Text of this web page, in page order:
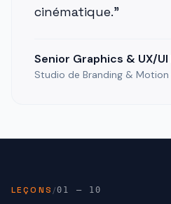
cinématique."
Senior Graphics & UX/
Studio de Branding & Motion
LEÇONS /01 — 10